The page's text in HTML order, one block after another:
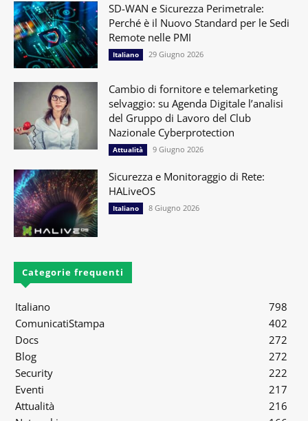
SD-WAN e Sicurezza Perimetrale:
Perché è il Nuovo Standard per le Sedi
Remote nelle PMI
Italiano 29 Giugno 2026
Cambio di fornitore e telemarketing
selvaggio: su Agenda Digitale l’analisi
del Gruppo di Lavoro del Club
Nazionale Cyberprotection
Attualità 9 Giugno 2026
Sicurezza e Monitoraggio di Rete:
HALiveOS
Italiano 8 Giugno 2026
Categorie frequenti
Italiano
798
ComunicatiStampa
402
Docs
272
Blog
272
Security
222
Eventi
217
Attualità
216